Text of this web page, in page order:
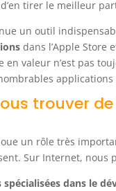
tirer le meilleur
un outil
dans l’Apple Store
en valeur n’est pas
applications
trouver
un rôle très
Sur Internet,
spécialisées dans le